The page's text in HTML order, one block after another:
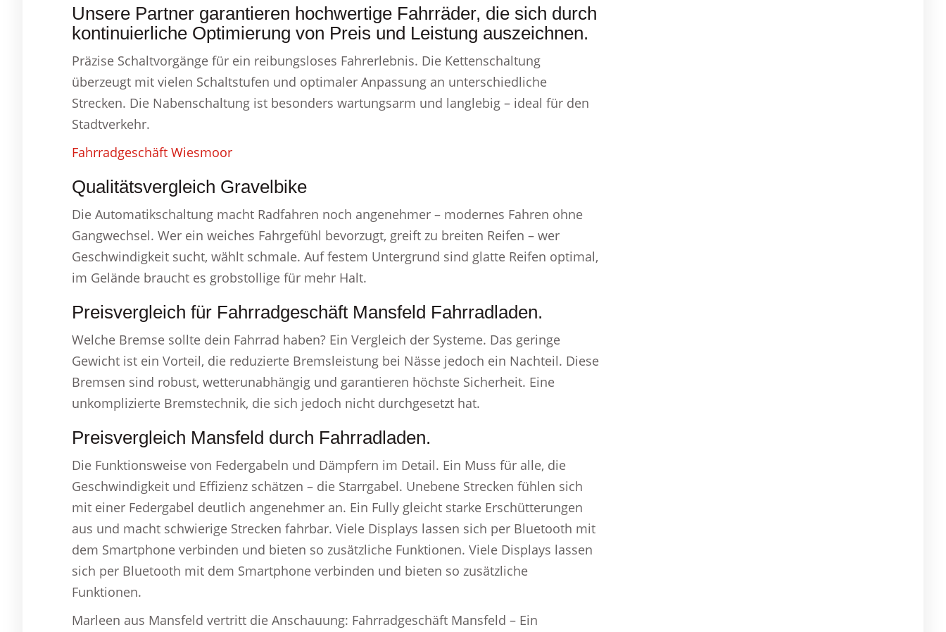
Unsere Partner garantieren hochwertige Fahrräder, die sich durch
kontinuierliche Optimierung von Preis und Leistung auszeichnen.
Präzise Schaltvorgänge für ein reibungsloses Fahrerlebnis. Die Kettenschaltung
überzeugt mit vielen Schaltstufen und optimaler Anpassung an unterschiedliche
Strecken. Die Nabenschaltung ist besonders wartungsarm und langlebig – ideal für den
Stadtverkehr.
Fahrradgeschäft Wiesmoor
Qualitätsvergleich Gravelbike
Die Automatikschaltung macht Radfahren noch angenehmer – modernes Fahren ohne
Gangwechsel. Wer ein weiches Fahrgefühl bevorzugt, greift zu breiten Reifen – wer
Geschwindigkeit sucht, wählt schmale. Auf festem Untergrund sind glatte Reifen optimal,
im Gelände braucht es grobstollige für mehr Halt.
Preisvergleich für Fahrradgeschäft Mansfeld Fahrradladen.
Welche Bremse sollte dein Fahrrad haben? Ein Vergleich der Systeme. Das geringe
Gewicht ist ein Vorteil, die reduzierte Bremsleistung bei Nässe jedoch ein Nachteil. Diese
Bremsen sind robust, wetterunabhängig und garantieren höchste Sicherheit. Eine
unkomplizierte Bremstechnik, die sich jedoch nicht durchgesetzt hat.
Preisvergleich Mansfeld durch Fahrradladen.
Die Funktionsweise von Federgabeln und Dämpfern im Detail. Ein Muss für alle, die
Geschwindigkeit und Effizienz schätzen – die Starrgabel. Unebene Strecken fühlen sich
mit einer Federgabel deutlich angenehmer an. Ein Fully gleicht starke Erschütterungen
aus und macht schwierige Strecken fahrbar. Viele Displays lassen sich per Bluetooth mit
dem Smartphone verbinden und bieten so zusätzliche Funktionen. Viele Displays lassen
sich per Bluetooth mit dem Smartphone verbinden und bieten so zusätzliche
Funktionen.
Marleen aus Mansfeld vertritt die Anschauung: Fahrradgeschäft Mansfeld – Ein